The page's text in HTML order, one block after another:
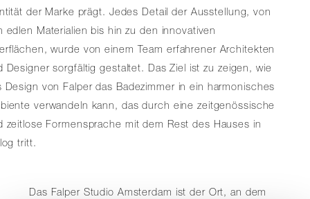
der Marke prägt. Jedes Detail der Ausstellung, von
edlen Materialien bis hin zu den innovativen
wurde von einem Team erfahrener Architekten
Designer sorgfältig gestaltet. Das Ziel ist zu zeigen, wie
Design von Falper das Badezimmer in ein harmonisches
verwandeln kann, das durch eine zeitgenössische
zeitlose Formensprache mit dem Rest des Hauses in
tritt.
Das Falper Studio Amsterdam ist der Ort, an dem